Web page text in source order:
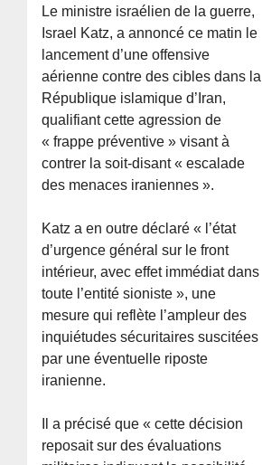
Le ministre israélien de la guerre,
Israel Katz, a annoncé ce matin le
lancement d’une offensive
aérienne contre des cibles dans la
République islamique d’Iran,
qualifiant cette agression de
« frappe préventive » visant à
contrer la soit-disant « escalade
des menaces iraniennes ».
Katz a en outre déclaré « l’état
d’urgence général sur le front
intérieur, avec effet immédiat dans
toute l’entité sioniste », une
mesure qui reflète l’ampleur des
inquiétudes sécuritaires suscitées
par une éventuelle riposte
iranienne.
Il a précisé que « cette décision
reposait sur des évaluations